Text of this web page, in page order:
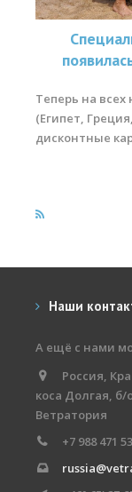
Теперь на
(Египет,
дисконтные
Наши
А ещё с нами
Россия,
коса Долгая,
Ветратория
+7 988 471